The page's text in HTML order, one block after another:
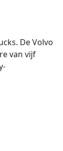
De Volvo
van vijf